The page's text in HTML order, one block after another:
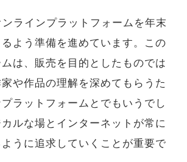
ンラインプラットフォームを年末
よう準備を進めています。この
は、販売を目的としたものでは
や作品の理解を深めてもらうた
ラットフォームとでもいうでし
ルな場とインターネットが常に
うに追求していくことが重要で